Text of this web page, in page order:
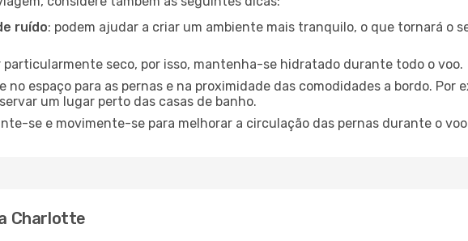
ruído: podem ajudar a criar um ambiente mais tranquilo, o que tornará o
particularmente seco, por isso, mantenha-se hidratado durante todo o voo.
no espaço para as pernas e na proximidade das comodidades a bordo. Por
um lugar perto das casas de banho.
se e movimente-se para melhorar a circulação das pernas durante o
Charlotte